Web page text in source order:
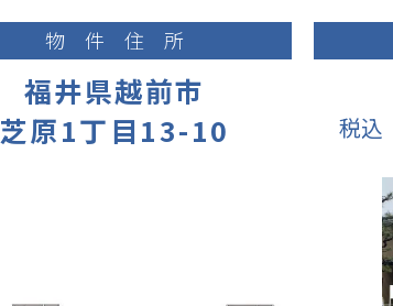
物件住所
福井県越前市
芝原1丁目13-10
税込